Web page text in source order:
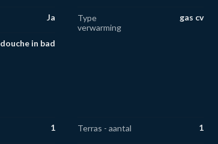
Ja
Type
verwarming
gas cv
douche in bad
1 Terras - aantal 1